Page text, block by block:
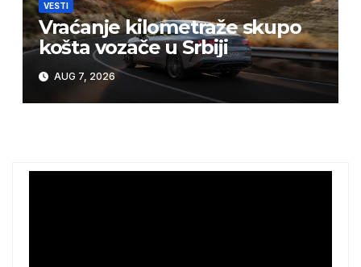
VESTI
Vraćanje kilometraže skupo
košta vozače u Srbiji
AUG 7, 2026